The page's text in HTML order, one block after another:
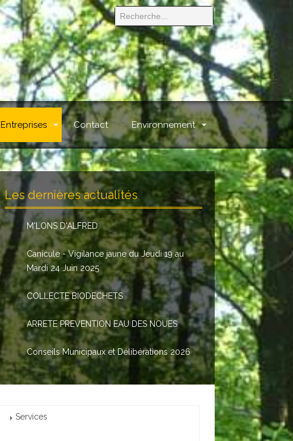
Entreprises Contact Environnement
Les dernières actualités
M'LONS D'ALFRED
Canicule - Vigilance jaune du Jeudi 19 au
Mardi 24 Juin 2025
COLLECTE BIODECHETS
ARRETE PREVENTION EAU DES NOUES
Conseils Municipaux et Délibérations 2026
Services